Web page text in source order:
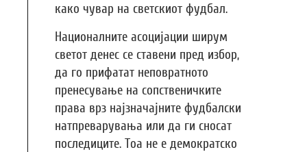
како чувар на светскиот фудбал.
Националните асоцијации ширум
светот денес се ставени пред избор,
да го прифатат неповратното
пренесување на сопственичките
права врз најзначајните фудбалски
натпреварувања или да ги сносат
последиците. Тоа не е демократско